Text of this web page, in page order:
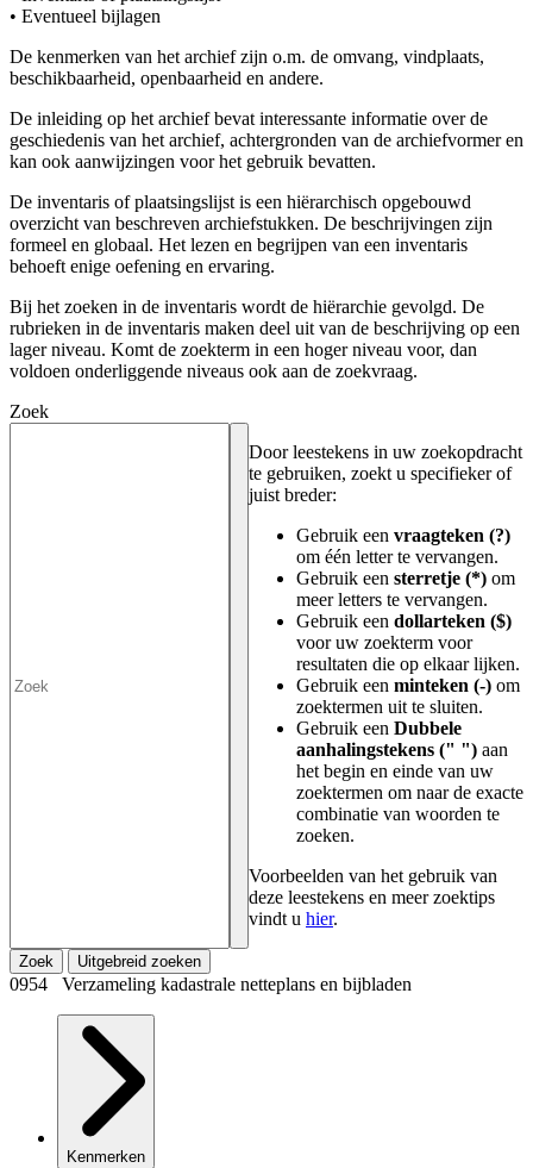
• Eventueel bijlagen
De kenmerken van het archief zijn o.m. de omvang, vindplaats,
beschikbaarheid, openbaarheid en andere.
De inleiding op het archief bevat interessante informatie over de
geschiedenis van het archief, achtergronden van de archiefvormer en
kan ook aanwijzingen voor het gebruik bevatten.
De inventaris of plaatsingslijst is een hiërarchisch opgebouwd
overzicht van beschreven archiefstukken. De beschrijvingen zijn
formeel en globaal. Het lezen en begrijpen van een inventaris
behoeft enige oefening en ervaring.
Bij het zoeken in de inventaris wordt de hiërarchie gevolgd. De
rubrieken in de inventaris maken deel uit van de beschrijving op een
lager niveau. Komt de zoekterm in een hoger niveau voor, dan
voldoen onderliggende niveaus ook aan de zoekvraag.
Zoek
Door leestekens in uw zoekopdracht
te gebruiken, zoekt u specifieker of
juist breder:
Gebruik een vraagteken (?)
om één letter te vervangen.
Gebruik een sterretje (*) om
meer letters te vervangen.
Gebruik een dollarteken ($)
voor uw zoekterm voor
resultaten die op elkaar lijken.
Gebruik een minteken (-) om
zoektermen uit te sluiten.
Gebruik een Dubbele
aanhalingstekens (" ") aan
het begin en einde van uw
zoektermen om naar de exacte
combinatie van woorden te
zoeken.
Voorbeelden van het gebruik van
deze leestekens en meer zoektips
vindt u hier.
Zoek Uitgebreid zoeken
0954 Verzameling kadastrale netteplans en bijbladen
Kenmerken